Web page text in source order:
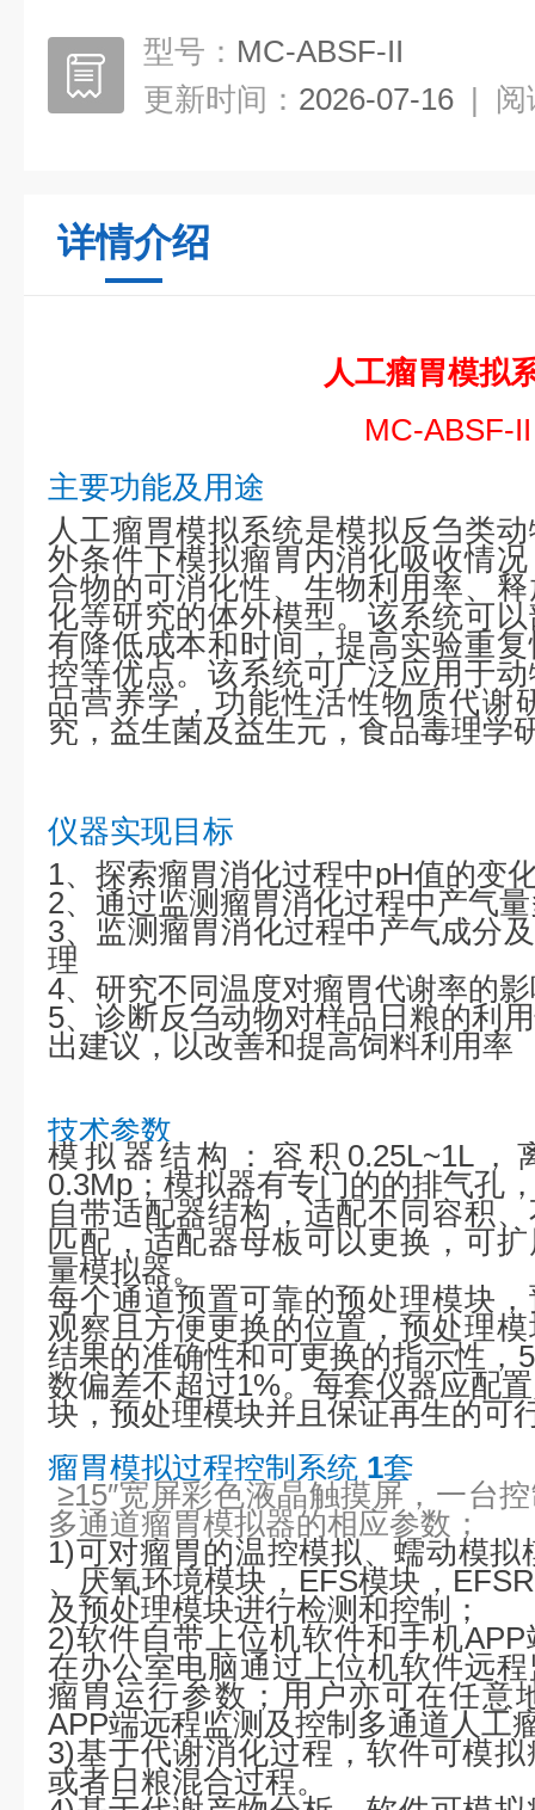
型号： MC-ABSF-II
更新时间： 2026-07-16 | 阅
详情介绍
人工瘤胃模拟
MC-ABSF-II
主要功能及用途
人工瘤胃模拟系统是模拟反刍类
外条件下模拟瘤胃内消化吸收情
合物的可消化性、生物利用率、
化等研究的体外模型。该系统可
有降低成本和时间，提高实验重
控等优点。该系统可广泛应用于
品营养学，功能性活性物质代谢
究，益生菌及益生元，食品毒理学
仪器实现目标
1、 探索瘤胃消化过程中pH值的变
2、 通过监测瘤胃消化过程中产气
3、 监测瘤胃消化过程中产气成分
理
4、研究不同温度对瘤胃代谢率的
5、诊断反刍动物对样品日粮的利
出建议，以改善和提高饲料利用率
技术参数
模拟器结构：容积0.25L~1L
0.3Mp；模拟器有专门的的排气孔
自带适配器结构，适配不同容积
匹配，适配器母板可以更换，可
量模拟器。
每个通道预置可靠的预处理模块
观察且方便更换的位置，预处理
结果的准确性和可更换的指示性，
数偏差不超过1%。每套仪器应配
块，预处理模块并且保证再生的可
瘤胃模拟过程控制系统 1套
≥15″宽屏彩色液晶触摸屏，一台
多通道瘤胃模拟器的相应参数；
1)可对瘤胃的温控模拟、蠕动模
、 厌氧环境模块，EFS模块，
及预处理模块进行检测和控制；
2)软件自带上位机软件和手机APP
在办公室电脑通过上位机软件远
瘤胃运行参数；用户亦可在任意
APP端远程监测及控制多通道人工
3)基于代谢消化过程，软件可模
或者日粮混合过程。